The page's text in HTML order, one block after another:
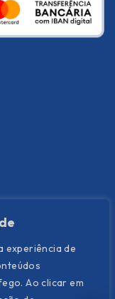
experiência de
Ao clicar em